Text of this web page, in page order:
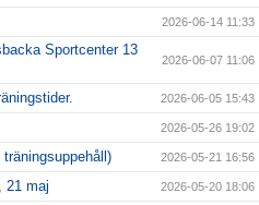
2026-06-14 11:33
Sportcenter 13
2026-06-07 11:06
2026-06-05 15:43
2026-05-26 19:02
2026-05-21 16:56
21 maj 2026-05-20 18:06